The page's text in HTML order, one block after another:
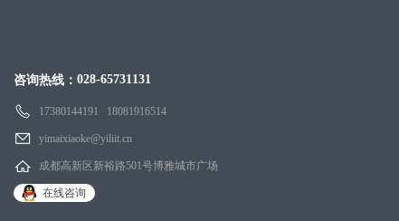
咨询热线： 028-65731131
17380144191 18081916514
yimaixiaoke@yiliit.cn
成都高新区新裕路501号博雅城市广场
在线咨询